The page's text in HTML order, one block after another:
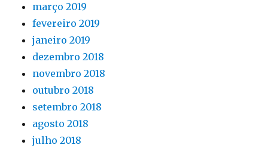
março 2019
fevereiro 2019
janeiro 2019
dezembro 2018
novembro 2018
outubro 2018
setembro 2018
agosto 2018
julho 2018